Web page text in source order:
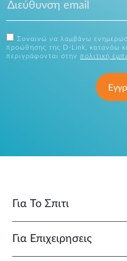
Συναινώ να λαμβάνω
προώθησης της D-Link, κατανόω
περιγράφονται στην πολιτική
Για Το Σπιτι
Για Επιχειρησεις